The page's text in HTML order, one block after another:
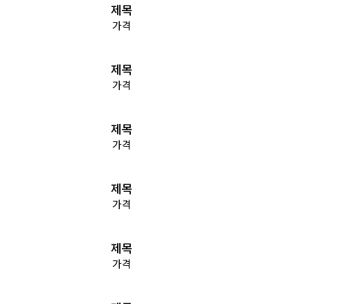
제목
가격
제목
가격
제목
가격
제목
가격
제목
가격